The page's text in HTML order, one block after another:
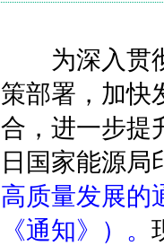
为深入贯彻
策部署，加快
合，进一步提
日国家能源局
高质量发展的
《通知》） 。